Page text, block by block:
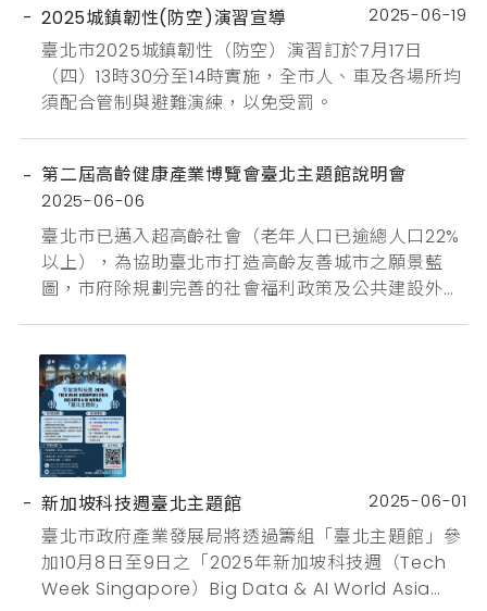
2025城鎮韌性(防空)演習宣導 2025-06-19
臺北市2025城鎮韌性（防空）演習訂於7月17日
（四）13時30分至14時實施，全市人、車及各場所均
須配合管制與避難演練，以免受罰。
第二屆高齡健康產業博覽會臺北主題館說明會
2025-06-06
臺北市已邁入超高齡社會（老年人口已逾總人口22%
以上），為協助臺北市打造高齡友善城市之願景藍
圖，市府除規劃完善的社會福利政策及公共建設外，
政府產業發展局特規劃籌設「第二屆高齡健康產業博
覽會」臺北館展示區，期望徵集本市優秀並具創新性
廠商參加，展示符合高齡健康需求趨勢之產品、服務
或技術，全方位貼近銀髮族實際需求...
新加坡科技週臺北主題館 2025-06-01
臺北市政府產業發展局將透過籌組「臺北主題館」參
加10月8日至9日之「2025年新加坡科技週（Tech
Week Singapore）Big Data & AI World Asia